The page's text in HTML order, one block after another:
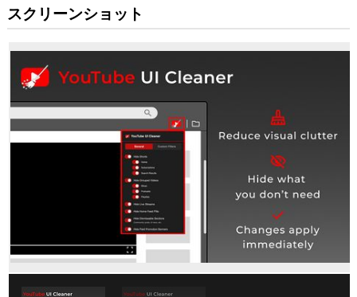
こ
の
張
一
部
の
サ
ア
ク
スクリーンショット